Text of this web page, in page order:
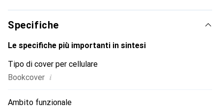
suoi prodotti di alta qualità ed è una scelta sicura per una
clientela esigente.
Specifiche
Le specifiche più importanti in sintesi
Tipo di cover per cellulare
Bookcover i
Ambito funzionale